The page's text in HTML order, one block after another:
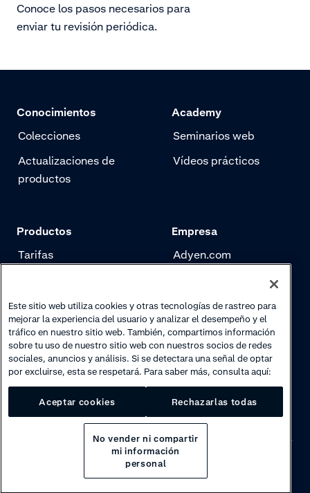
Conoce los pasos necesarios para
enviar tu revisión periódica.
Conocimientos
Colecciones
Actualizaciones de
productos
Academy
Seminarios web
Vídeos prácticos
Productos
Tarifas
Gestión de riesgo
Authentication
Empresa
Adyen.com
Newsletter
Trabaja con nosotros
Disclaimer ·© 2026 Adyen
Este sitio web utiliza cookies y otras tecnologías de rastreo para
mejorar la experiencia del usuario y analizar el desempeño y el
tráfico en nuestro sitio web. También, compartimos información
sobre tu uso de nuestro sitio web con nuestros socios de redes
sociales, anuncios y análisis. Si se detectara una señal de optar
por excluirse, esta se respetará. Para saber más, consulta aquí:
Aceptar cookies Rechazarlas todas
No vender ni compartir
mi información
personal